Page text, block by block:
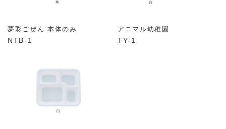
夢彩ごぜん 本体のみ
NTB-1
アニマル幼稚園
TY-1